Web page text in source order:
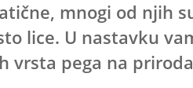
mnogi od njih
lice. U nastavku
vrsta pega na